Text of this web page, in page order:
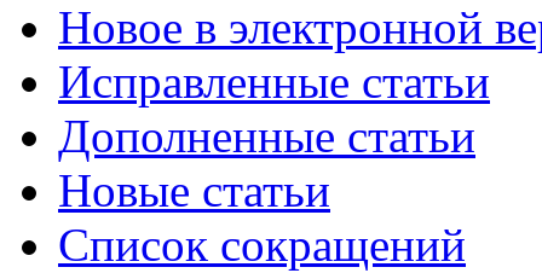
Новое в электронной
Исправленные статьи
Дополненные статьи
Новые статьи
Список сокращений